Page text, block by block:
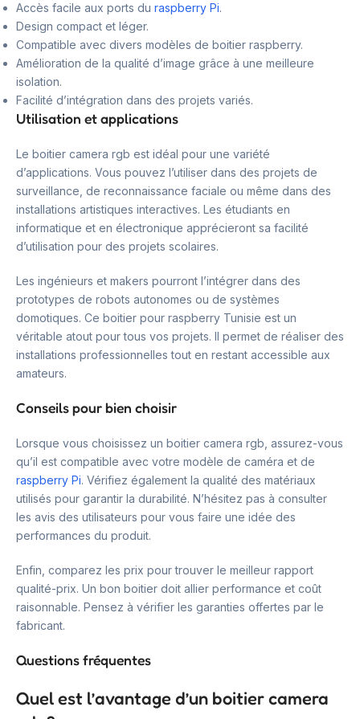
Accès facile aux ports du raspberry Pi.
Design compact et léger.
Compatible avec divers modèles de boitier raspberry.
Amélioration de la qualité d’image grâce à une meilleure
isolation.
Facilité d’intégration dans des projets variés.
Utilisation et applications
Le boitier camera rgb est idéal pour une variété
d’applications. Vous pouvez l’utiliser dans des projets de
surveillance, de reconnaissance faciale ou même dans des
installations artistiques interactives. Les étudiants en
informatique et en électronique apprécieront sa facilité
d’utilisation pour des projets scolaires.
Les ingénieurs et makers pourront l’intégrer dans des
prototypes de robots autonomes ou de systèmes
domotiques. Ce boitier pour raspberry Tunisie est un
véritable atout pour tous vos projets. Il permet de réaliser des
installations professionnelles tout en restant accessible aux
amateurs.
Conseils pour bien choisir
Lorsque vous choisissez un boitier camera rgb, assurez-vous
qu’il est compatible avec votre modèle de caméra et de
raspberry Pi. Vérifiez également la qualité des matériaux
utilisés pour garantir la durabilité. N’hésitez pas à consulter
les avis des utilisateurs pour vous faire une idée des
performances du produit.
Enfin, comparez les prix pour trouver le meilleur rapport
qualité-prix. Un bon boitier doit allier performance et coût
raisonnable. Pensez à vérifier les garanties offertes par le
fabricant.
Questions fréquentes
Quel est l’avantage d’un boitier camera